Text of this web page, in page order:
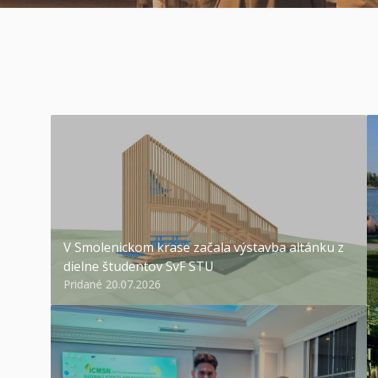
V Smolenickom krase začala výstavba altánku z
dielne študentov SvF STU
Pridané 20.07.2026